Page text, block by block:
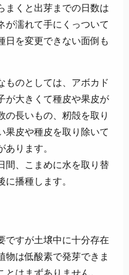
まくと出芽までの日数は
が濡れて手にくっついて
日を変更できない面倒も
ものとしては、アボカド
が大きくて種皮や果皮が
長いもの、籾殻を取り
果皮や種皮を取り除いて
ります。
間、こまめに水を取り替
播種します。
ですが土壌中に十分存在
物は低酸素で発芽できま